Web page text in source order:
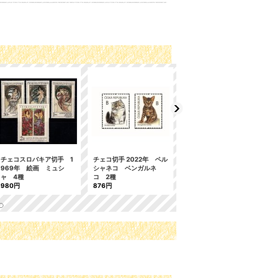
チェコスロバキア切手 1
969年 絵画 ミュシ
ャ 4種
980円
チェコ切手 2022年 ペル
シャネコ ベンガルネ
コ 2種
876円